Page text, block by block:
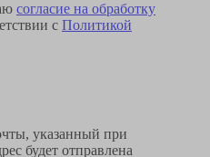
согласие на обработку
с Политикой
указанный при
будет отправлена